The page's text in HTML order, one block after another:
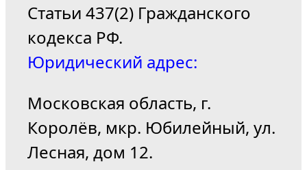
Статьи 437(2) Гражданского
кодекса РФ.
Юридический адрес:
Московская область, г.
Королёв, мкр. Юбилейный, ул.
Лесная, дом 12.